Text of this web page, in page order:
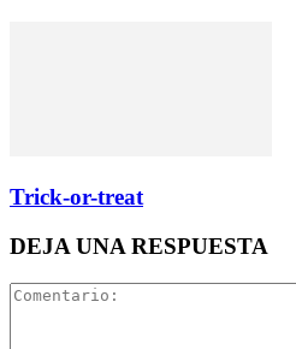
Trick-or-treat
DEJA UNA RESPUESTA